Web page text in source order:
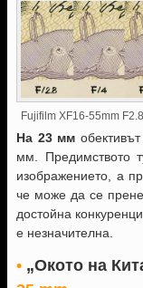
Fujifilm XF16-55mm F2.8
На 23 мм
мм. Предимството
изображението, а
че може да се
достойна
е незначителна.
• „Окото на